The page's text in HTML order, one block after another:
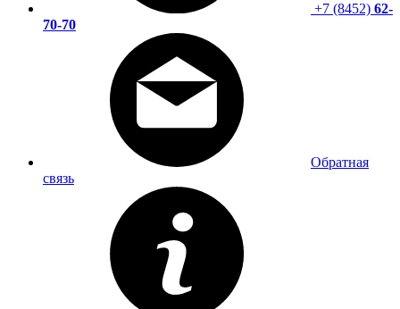
+7 (8452) 62-
70-70
Обратная
связь